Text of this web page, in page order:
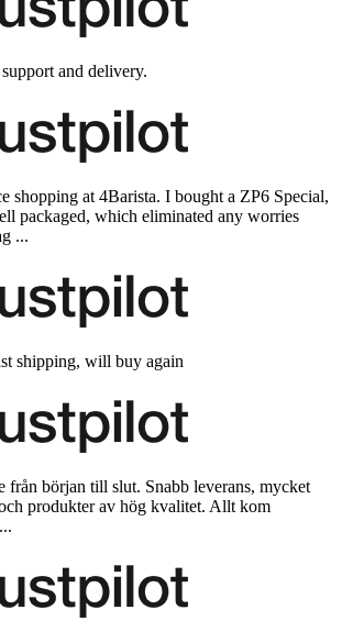
and delivery.
shopping at 4Barista. I bought a ZP6 Special,
packaged, which eliminated any worries
...
shipping, will buy again
från början till slut. Snabb leverans, mycket
produkter av hög kvalitet. Allt kom